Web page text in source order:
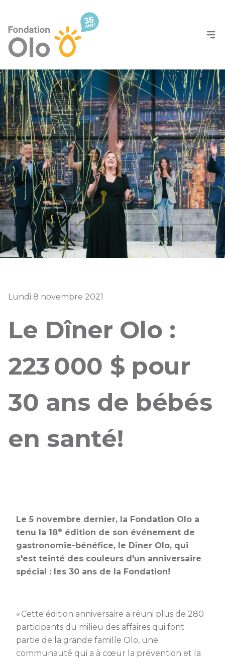
Lundi 8 novembre 2021
Le Dîner Olo :
223 000 $ pour
30 ans de bébés
en santé!
Le 5 novembre dernier, la Fondation Olo a
tenu la 18e édition de son événement de
gastronomie-bénéfice, le Dîner Olo, qui
s'est teinté des couleurs d'un anniversaire
spécial : les 30 ans de la Fondation!
« Cette édition anniversaire a réuni plus de 280
participants du milieu des affaires qui font
partie de la grande famille Olo, une
communauté qui a à cœur la prévention et la